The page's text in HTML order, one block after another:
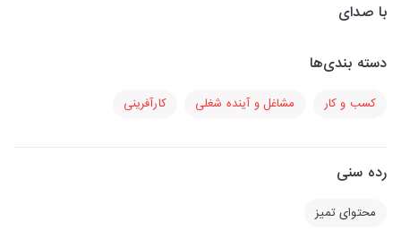
با صدای
دسته بندی‌ها
کسب و کار مشاغل و آینده شغلی کارآفرینی
رده سنی
محتوای تمیز